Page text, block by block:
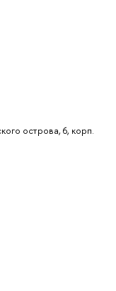
острова, 6, корп.